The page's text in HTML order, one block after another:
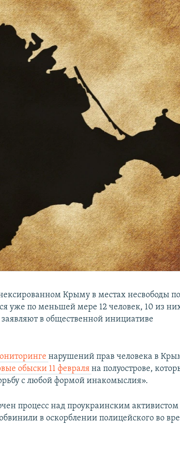
Крыму в местах несвободы по
уже по меньшей мере 12 человек, 10 из
в общественной инициативе
нарушений прав человека в
обыски 11 февраляна полуострове,
с любой формой инакомыслия».
процесс над проукраинским активистом
в оскорблении полицейского во